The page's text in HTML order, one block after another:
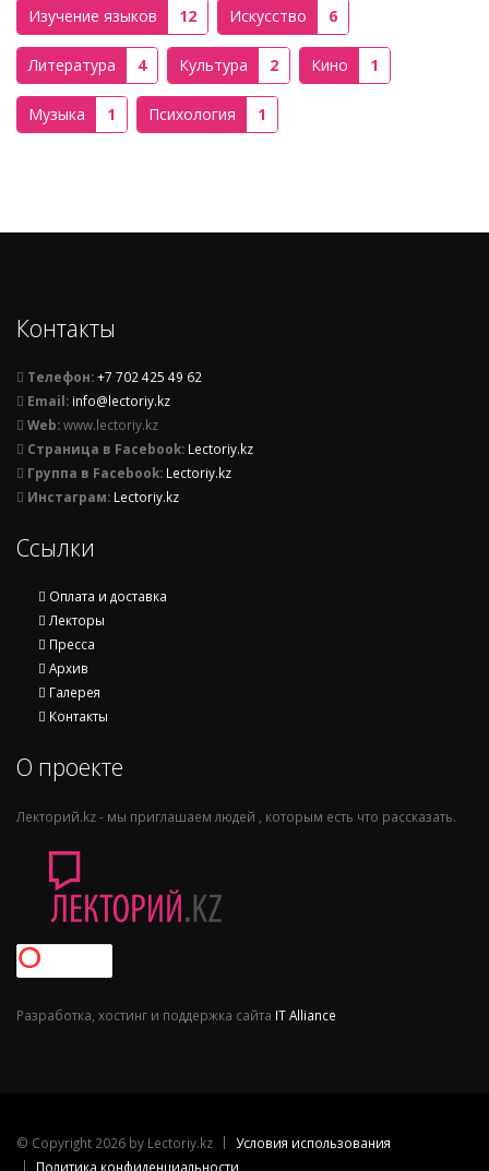
Изучение языков 12 Искусство 6
Литература 4 Культура 2 Кино 1
Музыка 1 Психология 1
Контакты
Телефон:+7 702 425 49 62
Email: info@lectoriy.kz
Web:www.lectoriy.kz
Страница в Facebook: Lectoriy.kz
Группа в Facebook: Lectoriy.kz
Инстаграм: Lectoriy.kz
Ссылки
Оплата и доставка
Лекторы
Пресса
Архив
Галерея
Контакты
О проекте
Лекторий.kz - мы приглашаем людей , которым есть что рассказать.
Разработка, хостинг и поддержка сайта IT Alliance
© Copyright 2026 by Lectoriy.kz
Условия использования
Политика конфиденциальности